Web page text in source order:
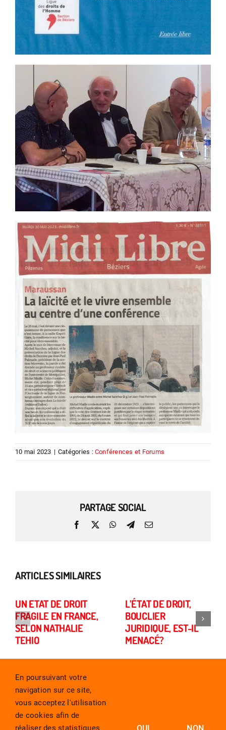
10 mai 2023 | Catégories :Conférences et Forums
PARTAGE SOCIAL
Facebook
X WhatsApp
TelegramEmail
ARTICLES SIMILAIRES
UN ETAT DE DROIT
FRAGILE EN FRANCE,
SELON NATHALIE
TEHIO
L’ÉTAT DE DROIT,
BOUCLIER
JURIDIQUE, EST-IL
MENACÉ?
En poursuivant votre
navigation sur ce site,
vous acceptez l'utilisation
de cookies afin de
réaliser des statistiques